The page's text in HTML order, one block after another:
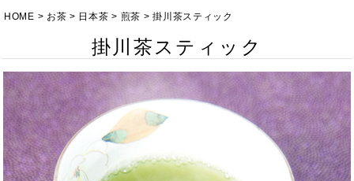
HOME お茶 日本茶 煎茶 掛川茶スティック
掛川茶スティック